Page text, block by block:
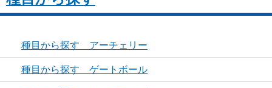
種目から探す アーチェリー
種目から探す ゲートボール